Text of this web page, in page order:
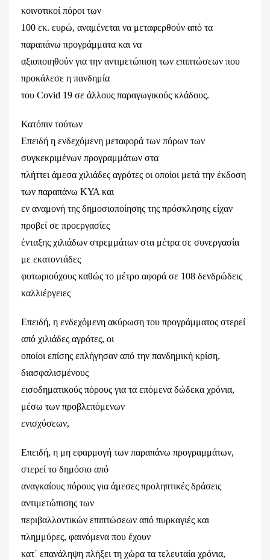
κοινοτικοί πόροι των
100 εκ. ευρώ, αναμένεται να μεταφερθούν από τα
παραπάνω προγράμματα και να
αξιοποιηθούν για την αντιμετώπιση των επιπτώσεων που
προκάλεσε η πανδημία
του Covid 19 σε άλλους παραγωγικούς κλάδους.
Κατόπιν τούτων
Επειδή η ενδεχόμενη μεταφορά των πόρων των
συγκεκριμένων προγραμμάτων στα
πλήττει άμεσα χιλιάδες αγρότες οι οποίοι μετά την έκδοση
των παραπάνω ΚΥΑ και
εν αναμονή της δημοσιοποίησης της πρόσκλησης είχαν
προβεί σε προεργασίες
ένταξης χιλιάδων στρεμμάτων στα μέτρα σε συνεργασία
με εκατοντάδες
φυτωριούχους καθώς το μέτρο αφορά σε 108 δενδρώδεις
καλλιέργειες
Επειδή, η ενδεχόμενη ακύρωση του προγράμματος στερεί
από χιλιάδες αγρότες, οι
οποίοι επίσης επλήγησαν από την πανδημική κρίση,
διασφαλισμένους
εισοδηματικούς πόρους για τα επόμενα δώδεκα χρόνια,
μέσω των προβλεπόμενων
ενισχύσεων,
Επειδή, η μη εφαρμογή των παραπάνω προγραμμάτων,
στερεί το δημόσιο από
αναγκαίους πόρους για άμεσες προληπτικές δράσεις
αντιμετώπισης των
περιβαλλοντικών επιπτώσεων από πυρκαγιές και
πλημμύρες, φαινόμενα που έχουν
κατ΄ επανάληψη πλήξει τη χώρα τα τελευταία χρόνια,